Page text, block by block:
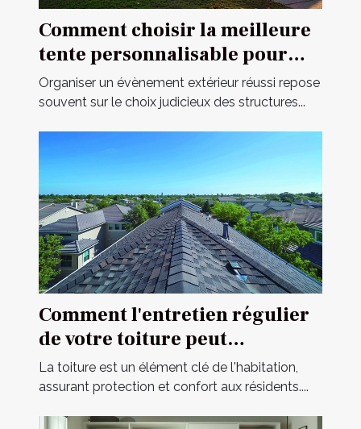
Comment choisir la meilleure
tente personnalisable pour
votre événement
Organiser un évènement extérieur réussi repose
souvent sur le choix judicieux des structures...
Comment l'entretien régulier
de votre toiture peut
prolonger sa durée de vie
La toiture est un élément clé de l'habitation,
assurant protection et confort aux résidents....